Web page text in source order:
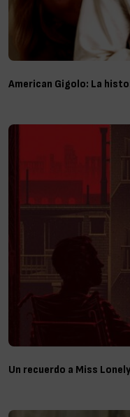
American Gigolo: La
Un recuerdo a Miss